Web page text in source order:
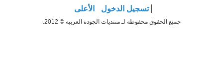
تسجيل الدخول الأعلى
جميع الحقوق محفوظة لـ منتديات الجودة العربية © 2012.